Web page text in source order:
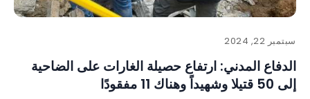
سبتمبر 22, 2024
الدفاع المدني: ارتفاع حصيلة الغارات على الضاحية
إلى 50 قتيلا وشهيداً وهناك 11 مفقودًا